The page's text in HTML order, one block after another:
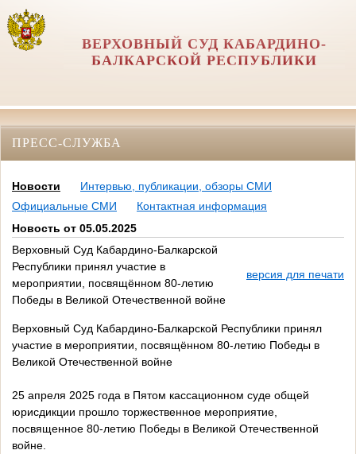
ВЕРХОВНЫЙ СУД КАБАРДИНО-
БАЛКАРСКОЙ РЕСПУБЛИКИ
ПРЕСС-СЛУЖБА
Новости
Интервью, публикации, обзоры СМИ
Официальные СМИ
Контактная информация
Новость от 05.05.2025
Верховный Суд Кабардино-Балкарской
Республики принял участие в
мероприятии, посвящённом 80-летию
Победы в Великой Отечественной войне
версия для печати
Верховный Суд Кабардино-Балкарской Республики принял
участие в мероприятии, посвящённом 80-летию Победы в
Великой Отечественной войне
25 апреля 2025 года в Пятом кассационном суде общей
юрисдикции прошло торжественное мероприятие,
посвященное 80-летию Победы в Великой Отечественной
войне.